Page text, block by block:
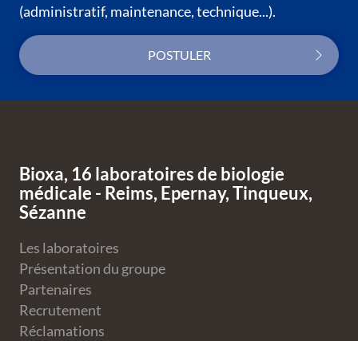
(administratif, maintenance, technique...).
POSTULER
Bioxa, 16 laboratoires de biologie
médicale - Reims, Epernay, Tinqueux,
Sézanne
Les laboratoires
Présentation du groupe
Partenaires
Recrutement
Réclamations